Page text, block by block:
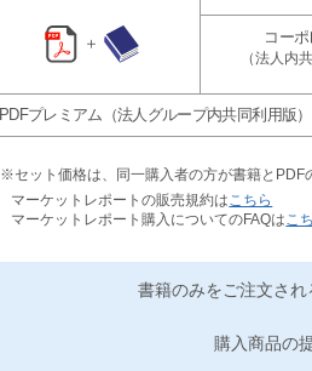
＋
PDFプレミアム（法人グループ内共同利用版
※セット価格は、同一購入者の方が書籍とPDF
マーケットレポートの販売規約は こちら
マーケットレポート購入についてのFAQは こ
書籍のみをご注文され
購入商品の